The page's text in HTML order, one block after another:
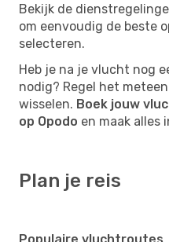
Bekijk de
om eenvoudig de beste
selecteren.
Heb je na je vlucht nog
nodig? Regel het
wisselen. Boek jouw
op Opodo en maak alles
Plan je reis